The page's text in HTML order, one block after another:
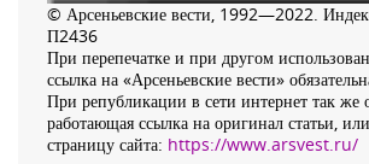
© Арсеньевские вести, 1992—2022.
П2436
При перепечатке и при другом
ссылка на «Арсеньевские вести»
При републикации в сети интернет так же
работающая ссылка на оригинал статьи,
страницу сайта: https://www.arsvest.ru/